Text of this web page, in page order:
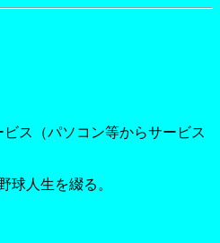
ス（パソコン等からサービス
球人生を綴る。